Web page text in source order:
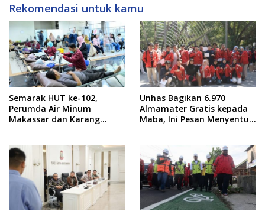
Rekomendasi untuk kamu
Semarak HUT ke-102,
Perumda Air Minum
Makassar dan Karang
Unhas Bagikan 6.970
Almamater Gratis kepada
Maba, Ini Pesan Menyentuh